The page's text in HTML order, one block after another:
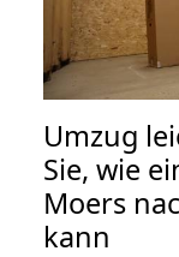
Umzug
Sie, wie
Moers
kann